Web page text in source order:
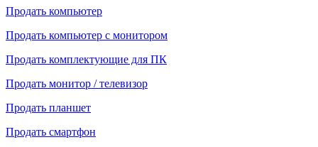
Продать компьютер
Продать компьютер с монитором
Продать комплектующие для ПК
Продать монитор / телевизор
Продать планшет
Продать смартфон